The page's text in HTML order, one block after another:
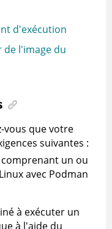
d'exécution
de l'image du
vous que votre
suivantes :
un ou
avec Podman
à exécuter un
à l'aide du